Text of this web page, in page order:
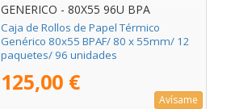
GENERICO - 80X55 96U BPA
Caja de Rollos de Papel Térmico
Genérico 80x55 BPAF/ 80 x 55mm/ 12
paquetes/ 96 unidades
125,00 €
Avísame